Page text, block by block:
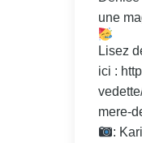
une
Lisez
ici :
mere-
: